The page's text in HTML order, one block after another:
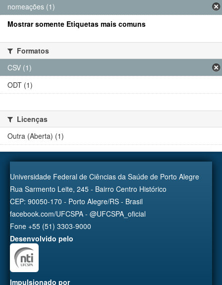
nomeações (1)
Mostrar somente Etiquetas mais comuns
Formatos
CSV (1)
ODT (1)
Licenças
Outra (Aberta) (1)
Universidade Federal de Ciências da Saúde de Porto Alegre
Rua Sarmento Leite, 245 - Bairro Centro Histórico
CEP: 90050-170 - Porto Alegre/RS - Brasil
facebook.com/UFCSPA - @UFCSPA_oficial
Fone +55 (51) 3303-9000
Desenvolvido pelo
Impulsionado por